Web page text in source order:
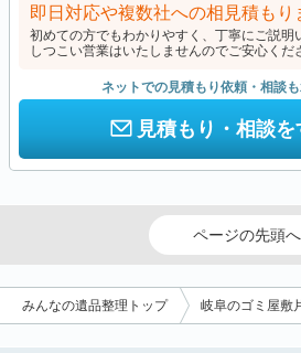
即日対応や複数社への相見積も
初めての方でもわかりやすく、丁寧にご説明
しつこい営業はいたしませんのでご安心くだ
ネットでの見積もり依頼・相談
見積もり・相談を
ページの先頭へ
みんなの遺品整理トップ 岐阜のゴミ屋敷